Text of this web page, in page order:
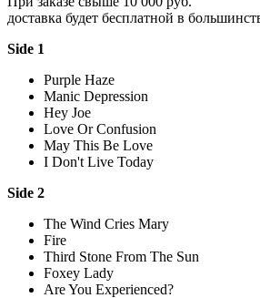
доставка будет бесплатной в
Side 1
Purple Haze
Manic Depression
Hey Joe
Love Or Confusion
May This Be Love
I Don't Live Today
Side 2
The Wind Cries Mary
Fire
Third Stone From The Sun
Foxey Lady
Are You Experienced?